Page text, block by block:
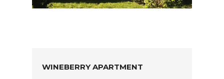
WINEBERRY APARTMENT